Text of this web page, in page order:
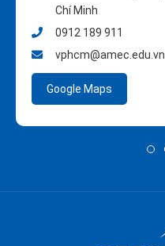
Chí Minh
0912 189 911
vphcm@amec.edu.vn
Google Maps